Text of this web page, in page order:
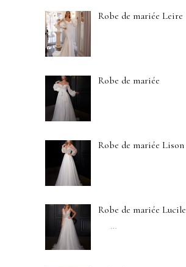
Robe de mariée Leire
Robe de mariée
Robe de mariée Lison
Robe de mariée Lucile
…